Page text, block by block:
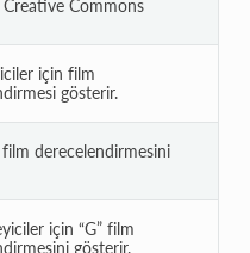
Creative Commons
için film
gösterir.
film derecelendirmesini
için “G” film
gösterir.